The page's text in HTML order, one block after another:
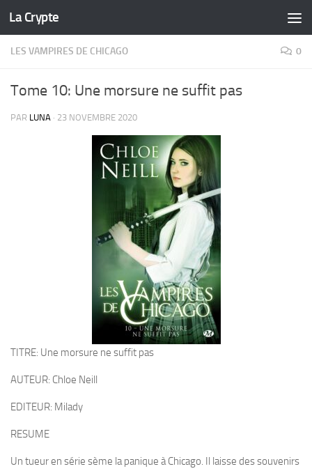
Skip to content
La Crypte
LES VAMPIRES DE CHICAGO 0
Tome 10: Une morsure ne suffit pas
PAR LUNA · 23 NOVEMBRE 2020
TITRE: Une morsure ne suffit pas
AUTEUR: Chloe Neill
EDITEUR: Milady
RESUME
Un tueur en série sème la panique à Chicago. Il laisse des souvenirs